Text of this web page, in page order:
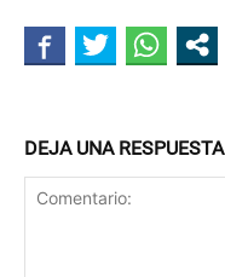
DEJA UNA RESPUESTA